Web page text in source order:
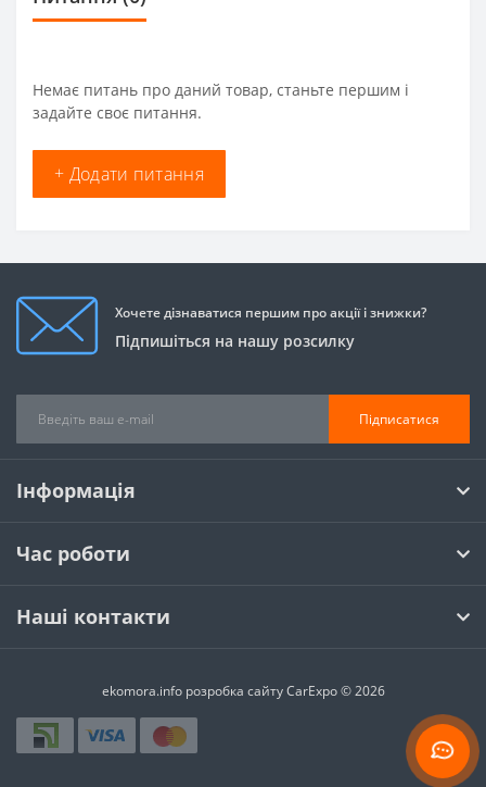
Немає питань про даний товар, станьте першим і
задайте своє питання.
+ Додати питання
Хочете дізнаватися першим про акції і знижки?
Підпишіться на нашу розсилку
Підписатися
Інформація
Час роботи
Наші контакти
ekomora.info розробка сайтуCarExpo © 2026